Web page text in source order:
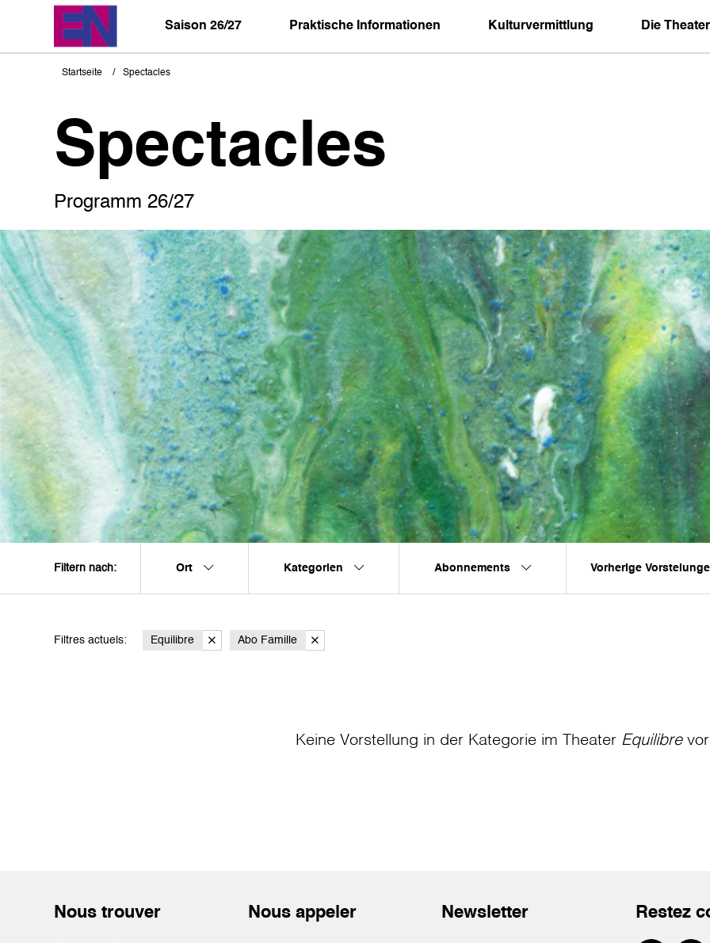
Saison 26/27 Praktische Informationen Kulturvermittlung Die Theater
Pfadnavigation
Startseite Spectacles
Spectacles
Programm 26/27
Filtern nach: Ort Kategorien Abonnements Vorherige
Filtres actuels: Equilibre Abo Famille
Keine Vorstellung in der Kategorie im Theater Equilibre
Nous trouver Nous appeler Newsletter Restez